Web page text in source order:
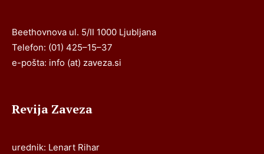
Beethovnova ul. 5/II 1000 Ljubljana
Telefon: (01) 425–15–37
e-pošta: info (at) zaveza.si
Revija Zaveza
urednik: Lenart Rihar